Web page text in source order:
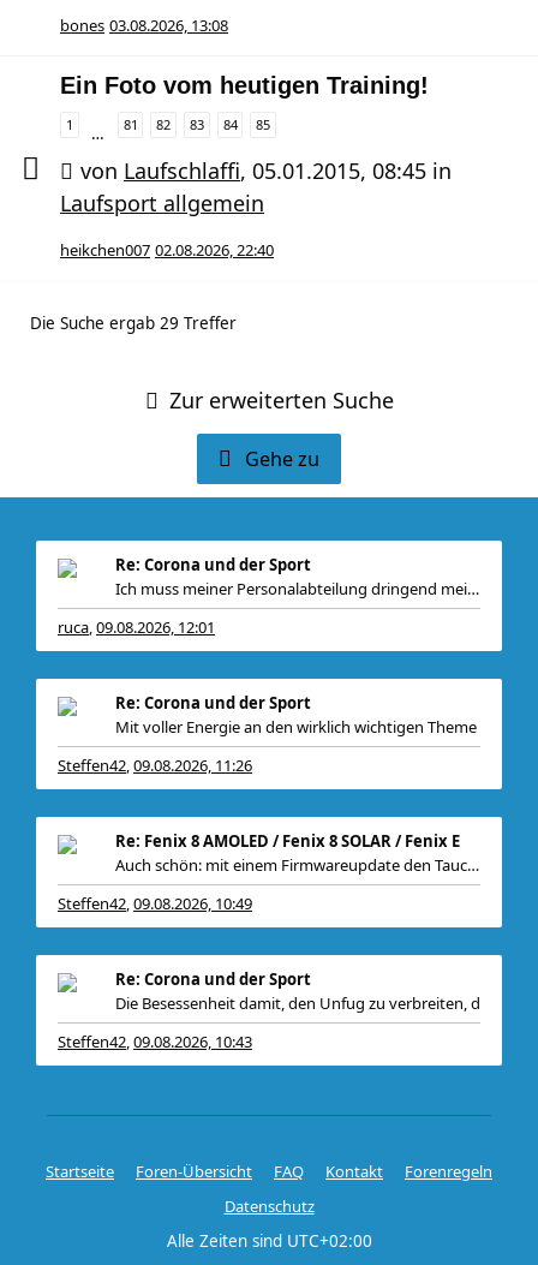
bones 03.08.2026, 13:08
Ein Foto vom heutigen Training!
1 … 81 82 83 84 85
von Laufschlaffi, 05.01.2015, 08:45 in
Laufsport allgemein
heikchen007 02.08.2026, 22:40
Die Suche ergab 29 Treffer
Zur erweiterten Suche
Gehe zu
Re: Corona und der Sport
Ich muss meiner Personalabteilung dringend meine P
ruca,09.08.2026, 12:01
Re: Corona und der Sport
Mit voller Energie an den wirklich wichtigen Theme
Steffen42,09.08.2026, 11:26
Re: Fenix 8 AMOLED / Fenix 8 SOLAR / Fenix E
Auch schön: mit einem Firmwareupdate den Tauchsens
Steffen42,09.08.2026, 10:49
Re: Corona und der Sport
Die Besessenheit damit, den Unfug zu verbreiten, d
Steffen42,09.08.2026, 10:43
Startseite Foren-Übersicht FAQ Kontakt
Forenregeln
Datenschutz
Alle Zeiten sind UTC+02:00